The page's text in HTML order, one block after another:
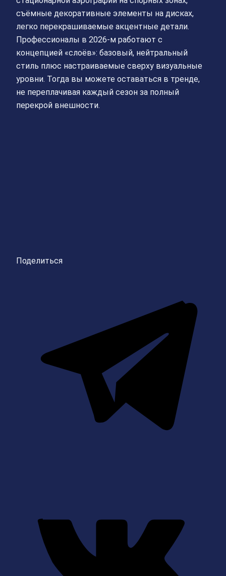
съёмные декоративные элементы на дисках,
легко перекрашиваемые акцентные детали.
Профессионалы в 2026‑м работают с
концепцией «слоёв»: базовый, нейтральный
стиль плюс настраиваемые сверху визуальные
уровни. Тогда вы можете оставаться в тренде,
не переплачивая каждый сезон за полный
перекрой внешности.
Поделиться